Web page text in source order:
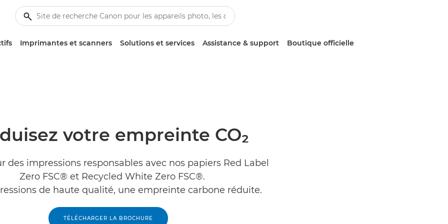
Imprimantes et scanners Solutions et services Assistance & support Boutique officielle
votre empreinte CO₂
des impressions responsables avec nos papiers Red Label
Zero FSC® et Recycled White Zero FSC®.
de haute qualité, une empreinte carbone réduite.
TÉLÉCHARGER LA BROCHURE